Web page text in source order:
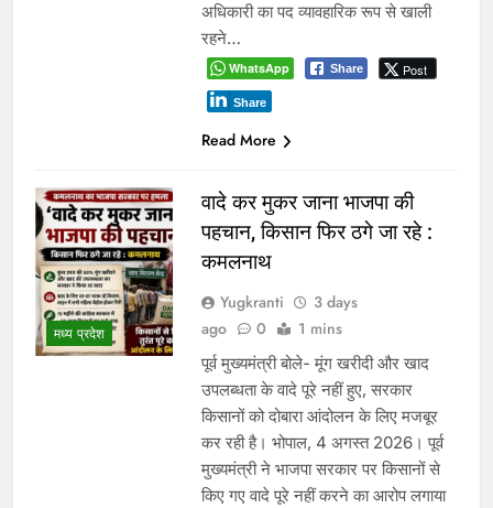
अधिकारी का पद व्यावहारिक रूप से खाली
रहने…
WhatsApp Share Post
Share
Read More
मध्य प्रदेश
वादे कर मुकर जाना भाजपा की
पहचान, किसान फिर ठगे जा रहे :
कमलनाथ
Yugkranti
3 days
ago
0 1 mins
पूर्व मुख्यमंत्री बोले- मूंग खरीदी और खाद
उपलब्धता के वादे पूरे नहीं हुए, सरकार
किसानों को दोबारा आंदोलन के लिए मजबूर
कर रही है। भोपाल, 4 अगस्त 2026। पूर्व
मुख्यमंत्री ने भाजपा सरकार पर किसानों से
किए गए वादे पूरे नहीं करने का आरोप लगाया